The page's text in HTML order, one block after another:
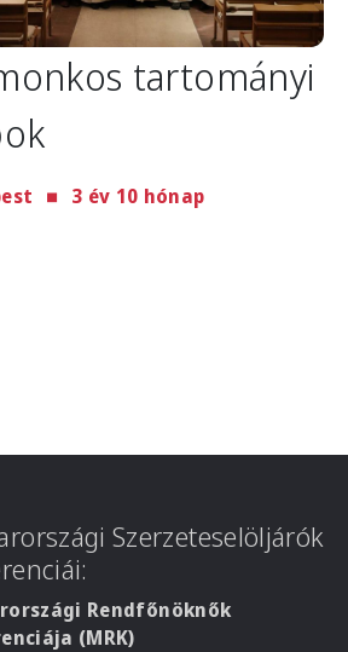
tartományi
3 év 10 hónap
Szerzeteselöljárók
Rendfőnöknők
(MRK)